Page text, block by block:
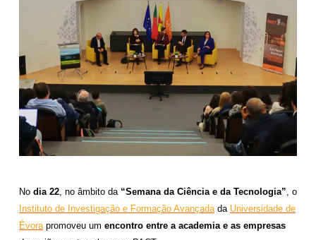
No dia 22 , no âmbito da “Semana da Ciência e da Tecnologia” , o
Instituto de Investigação e Formação Avançada da Universidade de
Évora promoveu um encontro entre a academia e as empresas